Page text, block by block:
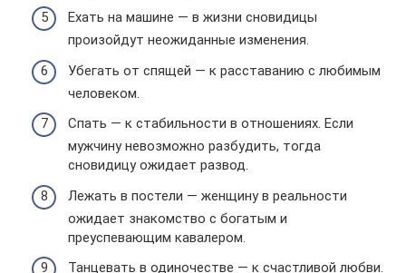
Ехать на машине — в жизни сновидицы
произойдут неожиданные изменения.
Убегать от спящей — к расставанию с любимым
человеком.
Спать — к стабильности в отношениях. Если
мужчину невозможно разбудить, тогда
сновидицу ожидает развод.
Лежать в постели — женщину в реальности
ожидает знакомство с богатым и
преуспевающим кавалером.
Танцевать в одиночестве — к счастливой любви.